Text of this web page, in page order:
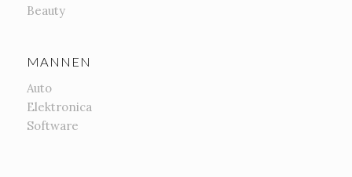
Beauty
MANNEN
Auto
Elektronica
Software